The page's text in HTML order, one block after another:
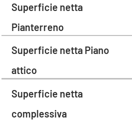
Superficie netta
Pianterreno
Superficie netta Piano
attico
Superficie netta
complessiva